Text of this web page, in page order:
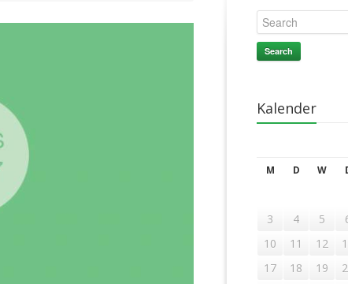
Search
Kalender
M D W
3
4 5
10
11 12
17
18 19